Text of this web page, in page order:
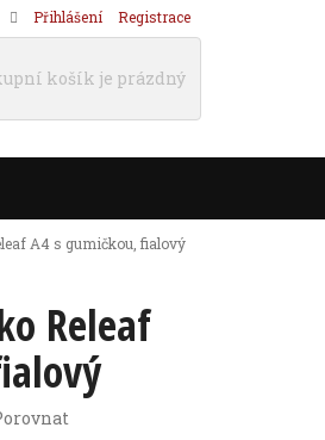
košík je prázdný
A4 s gumičkou, fialový
Releaf
Přihlášení Registrace